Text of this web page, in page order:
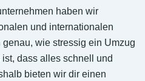
haben wir
und internationalen
wie stressig ein Umzug
dass alles schnell und
bieten wir dir einen